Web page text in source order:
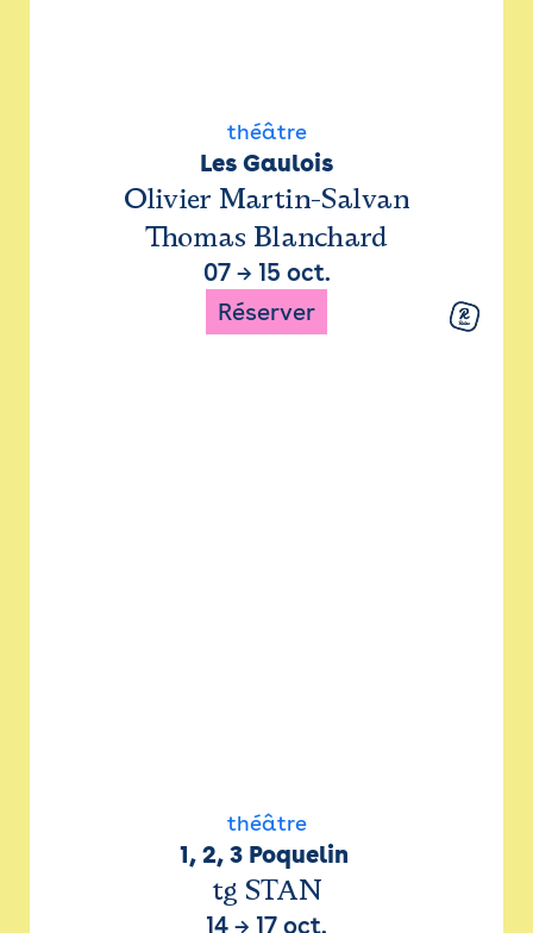
théâtre
Les Gaulois
Olivier Martin-Salvan
Thomas Blanchard
07→ 15 oct.
Réserver
théâtre
1, 2, 3 Poquelin
tg STAN
14 → 17 oct.